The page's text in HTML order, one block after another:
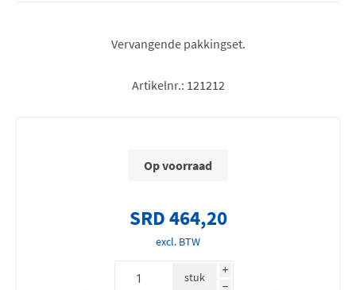
Vervangende pakkingset.
Artikelnr.: 121212
Op voorraad
SRD 464,20
excl. BTW
i
h
stuk